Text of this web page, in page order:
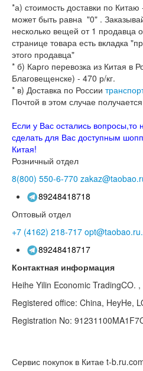
*а) стоимость доставки по Китаю
может быть равна "0" .
несколько вещей от 1 продавца
странице товара есть вкладка
этого продавца"
* б) Карго перевозка из Китая в
Благовещенске) - 470 р/кг.
* в) Доставка по России
Почтой в этом случае
Если у Вас остались
сделать для Вас доступным
Китая!
Розничный отдел
8(800) 550-6-770
89248418718
Оптовый отдел
+7 (4162) 218-717
89248418717
Контактная информация
Heihe Yilin Economic TradingCO.
Registered office: China, HeyHe,
Registration No:
Сервис покупок в Китае t-